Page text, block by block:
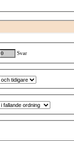
Svar